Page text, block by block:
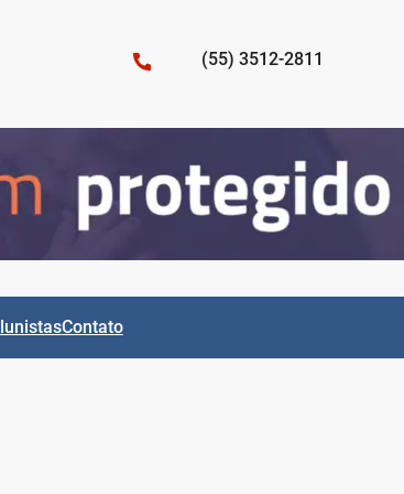
(55) 3512-2811
Contato